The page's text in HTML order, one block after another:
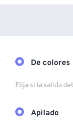
De colores
Elija si la salida
Apilado